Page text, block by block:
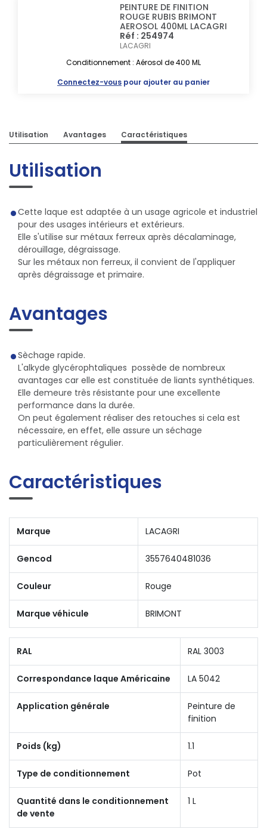
PEINTURE DE FINITION
ROUGE RUBIS BRIMONT
AEROSOL 400ML LACAGRI
Réf : 254974
LACAGRI
Conditionnement : Aérosol de 400 ML
Connectez-vous pour ajouter au panier
Utilisation Avantages Caractéristiques
Utilisation
Cette laque est adaptée à un usage agricole et industriel
pour des usages intérieurs et extérieurs.
Elle s'utilise sur métaux ferreux après décalaminage,
dérouillage, dégraissage.
Sur les métaux non ferreux, il convient de l'appliquer
après dégraissage et primaire.
Avantages
Sèchage rapide.
L'alkyde glycérophtaliques possède de nombreux
avantages car elle est constituée de liants synthétiques.
Elle demeure très résistante pour une excellente
performance dans la durée.
On peut également réaliser des retouches si cela est
nécessaire, en effet, elle assure un séchage
particulièrement régulier.
Caractéristiques
Marque LACAGRI
Gencod 3557640481036
Couleur Rouge
Marque véhicule BRIMONT
RAL RAL 3003
Correspondance laque Américaine LA 5042
Application générale
Peinture de
finition
Poids (kg) 1.1
Type de conditionnement Pot
Quantité dans le conditionnement
de vente
1 L